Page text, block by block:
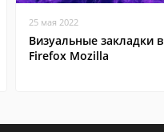
25 мая 2022
Визуальные закладки в
Firefox Mozilla